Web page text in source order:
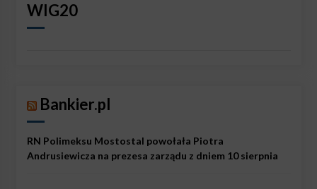
WIG20
Bankier.pl
RN Polimeksu Mostostal powołała Piotra
Andrusiewicza na prezesa zarządu z dniem 10 sierpnia